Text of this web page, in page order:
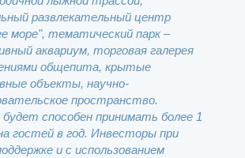
развлекательный центр
море", тематический парк –
аквариум, торговая галерея
общепита, крытые
объекты, научно-
пространство.
способен принимать более 1
гостей в год. Инвесторы при
и с использованием